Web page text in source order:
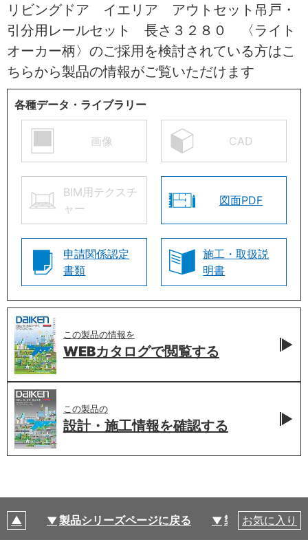
リビングドア イエリア アウトセット吊戸・
引分用レールセット 長さ３２８０ 〈ライト
オーカー柄〉のご採用を検討されている方はこ
ちらから製品の情報がご覧いただけます
各種データ・ライブラリー
画像 CAD
BIM用テクスチ
ャー
図面PDF
申請関係認定
書類
施工・取扱説
明書
この製品の情報を
WEBカタログで閲覧する
この製品の
設計・施工情報を確認する
製品シリーズページに戻る 製品仕様
お気に入り